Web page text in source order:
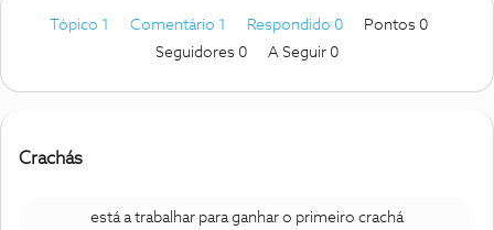
Tópico 1 Comentário 1 Respondido 0
Pontos 0
Seguidores 0 A Seguir 0
Crachás
está a trabalhar para ganhar o primeiro crachá